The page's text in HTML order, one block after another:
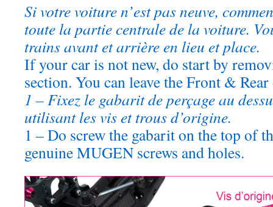
Si votre voiture n’est pas neuve,
toute la partie centrale de la voiture.
trains avant et arrière en lieu et place.
If your car is not new, do start by
section. You can leave the Front &
1 – Fixez le gabarit de perçage au
utilisant les vis et trous d’origine.
1 – Do screw the gabarit on the top of
genuine MUGEN screws and holes.